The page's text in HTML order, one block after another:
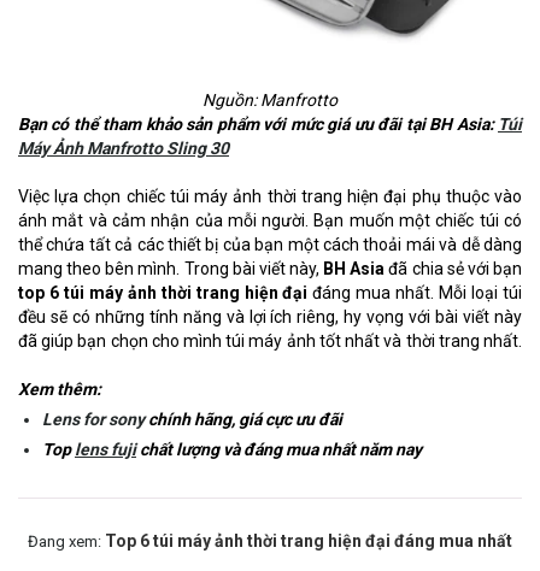
Nguồn: Manfrotto
Bạn có thể tham khảo sản phẩm với mức giá ưu đãi tại BH Asia: Túi
Máy Ảnh Manfrotto Sling 30
Việc lựa chọn chiếc túi máy ảnh thời trang hiện đại phụ thuộc vào
ánh mắt và cảm nhận của mỗi người. Bạn muốn một chiếc túi có
thể chứa tất cả các thiết bị của bạn một cách thoải mái và dễ dàng
mang theo bên mình. Trong bài viết này, BH Asia đã chia sẻ với bạn
top 6 túi máy ảnh thời trang hiện đại đáng mua nhất. Mỗi loại túi
đều sẽ có những tính năng và lợi ích riêng, hy vọng với bài viết này
đã giúp bạn chọn cho mình túi máy ảnh tốt nhất và thời trang nhất.
Xem thêm:
Lens for sonychính hãng, giá cực ưu đãi
Toplens fujichất lượng và đáng mua nhất năm nay
Đang xem: Top 6 túi máy ảnh thời trang hiện đại đáng mua nhất